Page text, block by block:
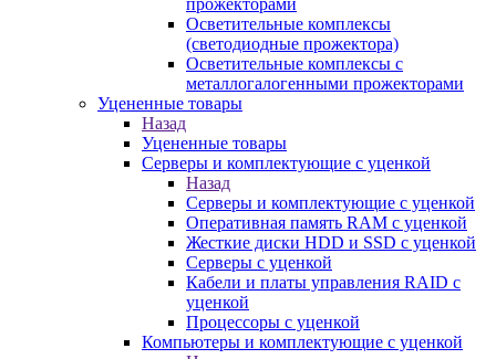
прожекторами
Осветительные комплексы
(светодиодные прожектора)
Осветительные комплексы с
металлогалогенными прожекторами
Уцененные товары
Назад
Уцененные товары
Серверы и комплектующие с уценкой
Назад
Серверы и комплектующие с уценкой
Оперативная память RAM с уценкой
Жесткие диски HDD и SSD с уценкой
Серверы с уценкой
Кабели и платы управления RAID с
уценкой
Процессоры с уценкой
Компьютеры и комплектующие с уценкой